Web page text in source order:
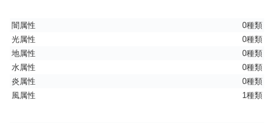
闇属性
0種類
光属性
0種類
地属性
0種類
水属性
0種類
炎属性
0種類
風属性
1種類